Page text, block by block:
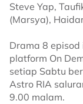
Steve Yap,
(Marsya),
Drama 8 episod
platform On
setiap Sabtu
Astro RIA
9.00 malam.